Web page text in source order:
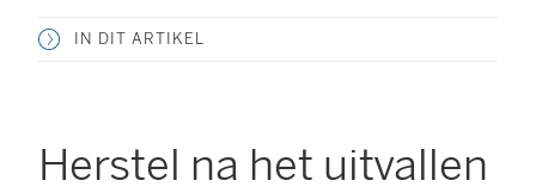
IN DIT ARTIKEL
Herstel na het uitvallen